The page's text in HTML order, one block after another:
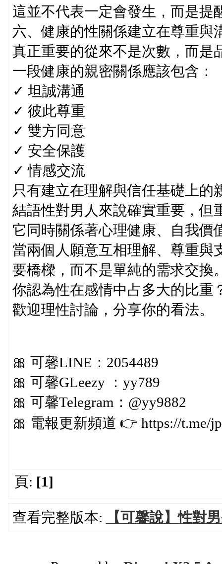
這並不代表一定會發生，而是提
六、健康的性關係建立在尊重與
真正重要的從來不是次數，而是
一段健康的親密關係應該包含：
✓ 坦誠溝通
✓ 彼此尊重
✓ 雙方同意
✓ 安全保護
✓ 情感交流
只有建立在理解與信任基礎上
結語性對男人來說確實重要，但
它同時關係著心理健康、自我價
當兩個人願意互相理解、尊重與
要橋樑，而不是單純的需求交換
你認為性在感情中占多大的比重
歡迎理性討論，分享你的看法。
🎀 可馨LINE：2054489
🎀 可馨GLeezy ：yy789
🎀 可馨Telegram：@yy9882
🎀 電報更新頻道 👉 https://t.me/
頁: [1]
查看完整版本: 【可馨說】性對